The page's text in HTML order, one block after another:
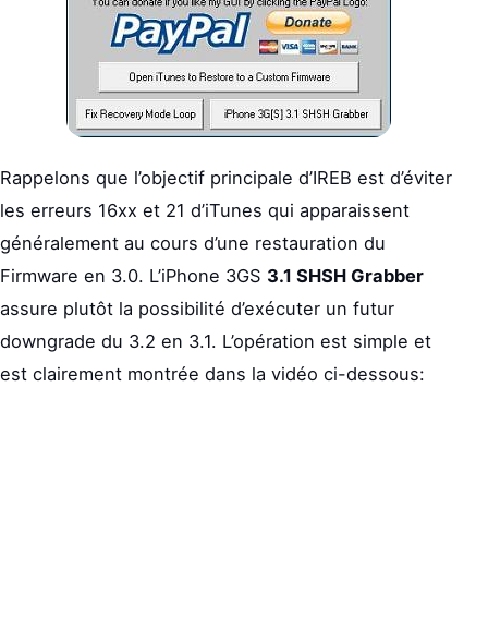
Rappelons que l’objectif principale d’IREB est d’éviter
les erreurs 16xx et 21 d’iTunes qui apparaissent
généralement au cours d’une restauration du
Firmware en 3.0. L’iPhone 3GS 3.1 SHSH Grabber
assure plutôt la possibilité d’exécuter un futur
downgrade du 3.2 en 3.1. L’opération est simple et
est clairement montrée dans la vidéo ci-dessous: